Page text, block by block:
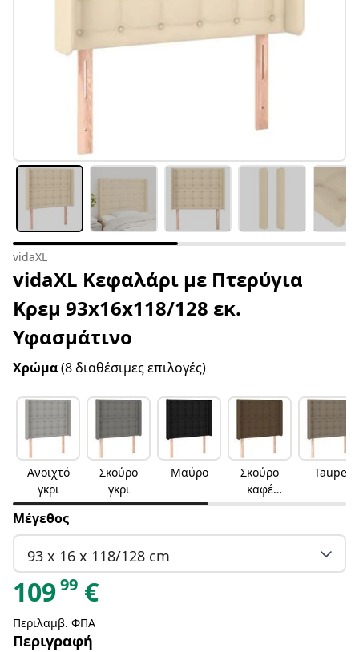
vidaXL
vidaXL Κεφαλάρι με Πτερύγια
Κρεμ 93x16x118/128 εκ.
Υφασμάτινο
Χρώμα(8 διαθέσιμες επιλογές)
Ανοιχτό
γκρι
Σκούρο
γκρι
Μαύρο
Σκούρο
καφέ
Σκούρο
Taupe
Μέγεθος
93 x 16 x 118/128 cm
10999 €
Περιλαμβ. ΦΠΑ
Περιγραφή